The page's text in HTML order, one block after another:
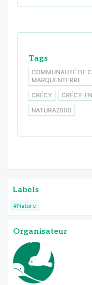
Tags
COMMUNAUTÉ DE
MARQUENTERRE
CRÉCY
CRÉCY-
NATURA2000
Labels
#Nature
Organisateur